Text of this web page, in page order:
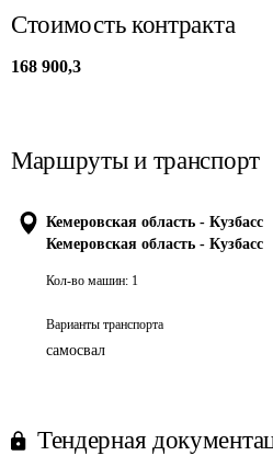
Стоимость контракта
168 900,3
Маршруты и транспорт
Кемеровская область - Кузбасс
Кемеровская область - Кузбасс
Кол-во машин: 1
Варианты транспорта
самосвал
Тендерная